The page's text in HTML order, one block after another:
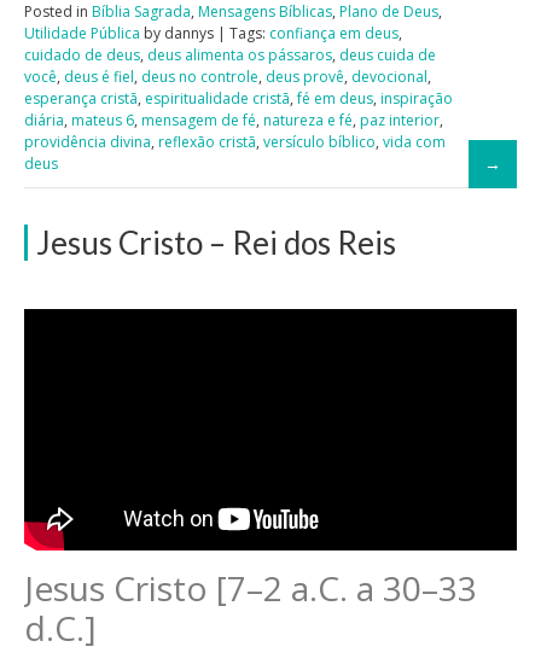
Posted in Bíblia Sagrada, Mensagens Bíblicas, Plano de Deus,
Utilidade Pública by dannys | Tags: confiança em deus,
cuidado de deus, deus alimenta os pássaros, deus cuida de
você, deus é fiel, deus no controle, deus provê, devocional,
esperança cristã, espiritualidade cristã,fé em deus, inspiração
diária, mateus 6, mensagem de fé, natureza e fé, paz interior,
providência divina, reflexão cristã, versículo bíblico, vida com
deus
Jesus Cristo – Rei dos Reis
Jesus Cristo [7–2 a.C. a 30–33
d.C.]